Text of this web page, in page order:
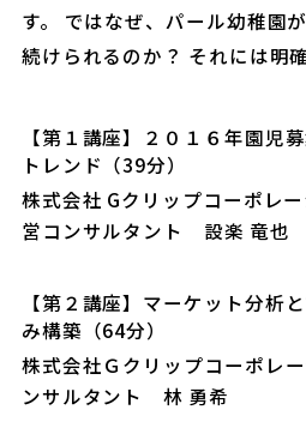
す。 ではなぜ、パール幼稚園
続けられるのか？ それには明
【第１講座】２０１６年園児
トレンド（39分）
株式会社 Gクリップコーポレ
営コンサルタント 設楽 竜也
【第２講座】マーケット分析
み構築（64分）
株式会社Ｇクリップコーポレ
ンサルタント 林 勇希